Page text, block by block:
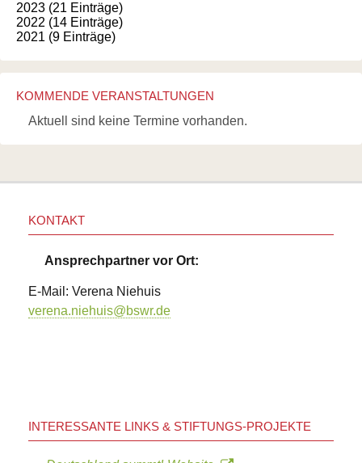
2023 (21 Einträge)
2022 (14 Einträge)
2021 (9 Einträge)
KOMMENDE VERANSTALTUNGEN
Aktuell sind keine Termine vorhanden.
KONTAKT
Ansprechpartner vor Ort:
E-Mail: Verena Niehuis
verena.niehuis@bswr.de
INTERESSANTE LINKS & STIFTUNGS-PROJEKTE